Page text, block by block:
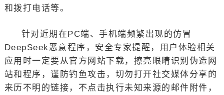
和拨打电话等。
针对近期在PC端、手机端频繁出现的仿冒
DeepSeek恶意程序，安全专家提醒，用户体验相关
应用时一定要从官方网站下载，擦亮眼睛识别伪造网
站和程序，谨防钓鱼攻击，切勿打开社交媒体分享的
来历不明的链接，不点击执行未知来源的邮件附件，